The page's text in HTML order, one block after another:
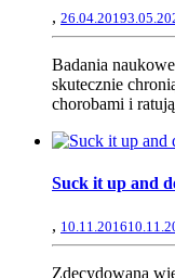
, 26.04.2019
Badania
skutecznie
chorobami i
Suck it up and
, 10.11.2016
Zdecydowana